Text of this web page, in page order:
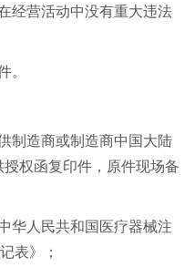
经营活动中没有重大违法
。
制造商或制造商中国大陆
权函复印件，原件现场备
华人民共和国医疗器械注
表》；